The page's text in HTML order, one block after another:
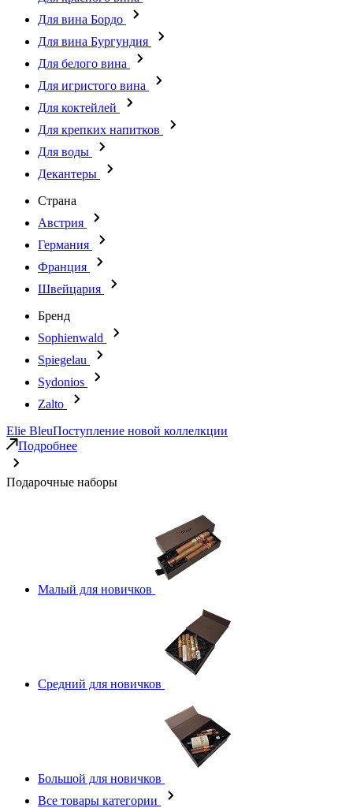
Для вина Бордо
Для вина Бургундия
Для белого вина
Для игристого вина
Для коктейлей
Для крепких напитков
Для воды
Декантеры
Страна
Австрия
Германия
Франция
Швейцария
Бренд
Sophienwald
Spiegelau
Sydonios
Zalto
Elie BleuПоступление новой коллелкции
Подробнее
Подарочные наборы
Малый для новичков
Средний для новичков
Большой для новичков
Все товары категории